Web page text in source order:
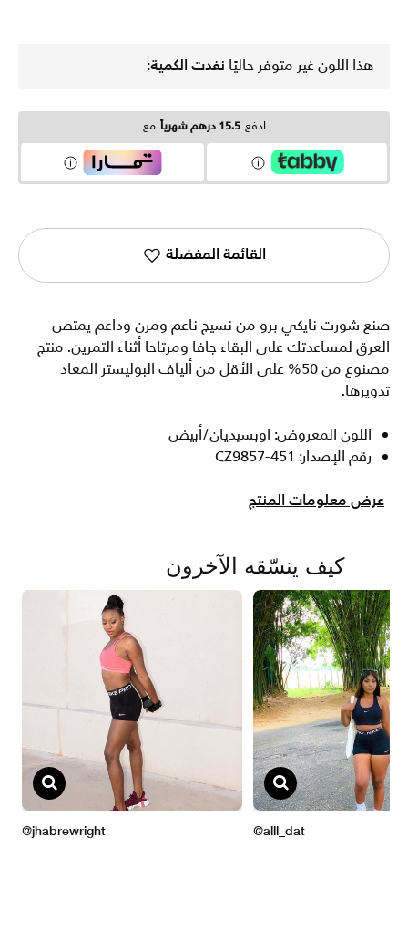
هذا اللون غير متوفر حاليًا نفدت الكمية:
ادفع 15.5 درهم شهرياً مع
القائمة المفضلة
صنع شورت نايكي برو من نسيج ناعم ومرن وداعم يمتص
العرق لمساعدتك على البقاء جافا ومرتاحا أثناء التمرين. منتج
مصنوع من 50% على الأقل من ألياف البوليستر المعاد
تدويرها.
اللون المعروض: اوبسيديان/أبيض
رقم الإصدار: CZ9857-451
عرض معلومات المنتج